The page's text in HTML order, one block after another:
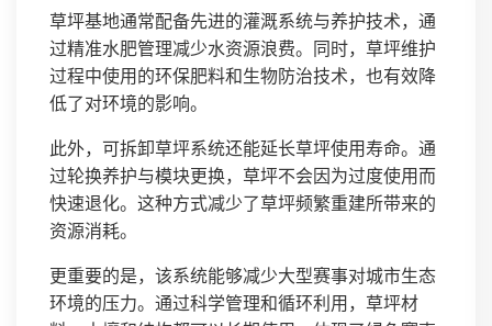
草坪基地通常配备先进的灌溉系统与养护技术，通
过精准水肥管理减少水资源浪费。同时，草坪维护
过程中使用的环保肥料和生物防治技术，也有效降
低了对环境的影响。
此外，可拆卸草坪系统还能延长草坪使用寿命。通
过轮换养护与模块更换，草坪不会因为过度使用而
快速退化。这种方式减少了草坪频繁重建所带来的
资源消耗。
更重要的是，该系统能够减少大型赛事对城市生态
环境的压力。通过科学管理和循环利用，草坪材